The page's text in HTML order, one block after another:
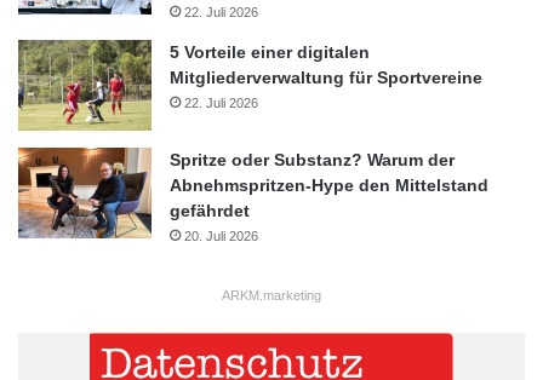
22. Juli 2026
5 Vorteile einer digitalen
Mitgliederverwaltung für Sportvereine
22. Juli 2026
Spritze oder Substanz? Warum der
Abnehmspritzen-Hype den Mittelstand
gefährdet
20. Juli 2026
ARKM.marketing